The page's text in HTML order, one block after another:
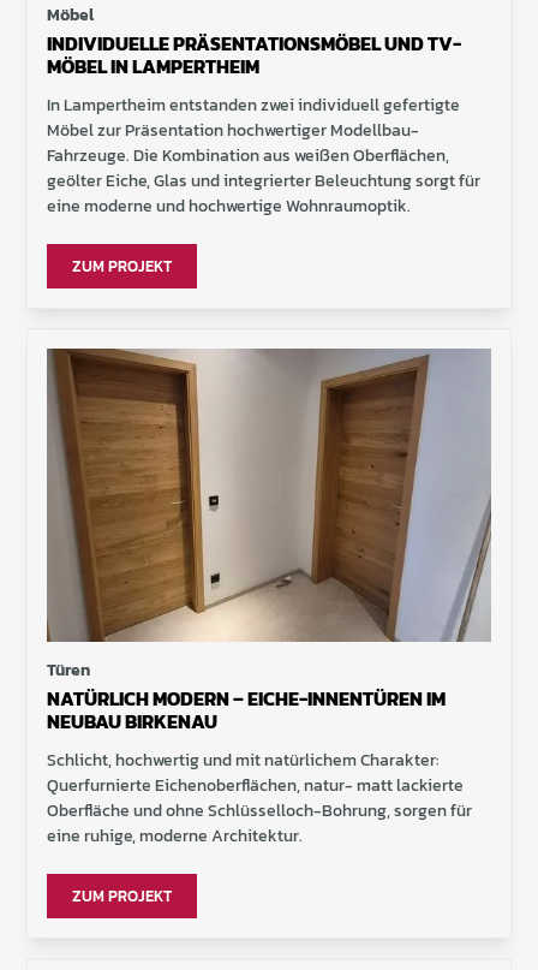
Möbel
INDIVIDUELLE PRÄSENTATIONSMÖBEL UND TV-
MÖBEL IN LAMPERTHEIM
In Lampertheim entstanden zwei individuell gefertigte
Möbel zur Präsentation hochwertiger Modellbau-
Fahrzeuge. Die Kombination aus weißen Oberflächen,
geölter Eiche, Glas und integrierter Beleuchtung sorgt für
eine moderne und hochwertige Wohnraumoptik.
ZUM PROJEKT
Türen
NATÜRLICH MODERN – EICHE-INNENTÜREN IM
NEUBAU BIRKENAU
Schlicht, hochwertig und mit natürlichem Charakter:
Querfurnierte Eichenoberflächen, natur- matt lackierte
Oberfläche und ohne Schlüsselloch-Bohrung, sorgen für
eine ruhige, moderne Architektur.
ZUM PROJEKT